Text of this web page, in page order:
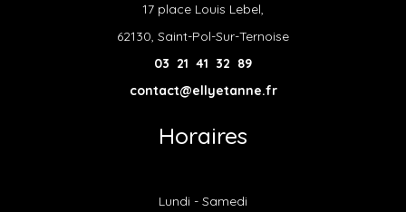
17 place Louis Lebel,
62130, Saint-Pol-Sur-Ternoise
03 21 41 32 89
contact@ellyetanne.fr
Horaires
Lundi - Samedi